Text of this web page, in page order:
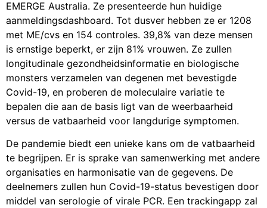
EMERGE Australia. Ze presenteerde hun huidige
aanmeldingsdashboard. Tot dusver hebben ze er 1208
met ME/cvs en 154 controles. 39,8% van deze mensen
is ernstige beperkt, er zijn 81% vrouwen. Ze zullen
longitudinale gezondheidsinformatie en biologische
monsters verzamelen van degenen met bevestigde
Covid-19, en proberen de moleculaire variatie te
bepalen die aan de basis ligt van de weerbaarheid
versus de vatbaarheid voor langdurige symptomen.
De pandemie biedt een unieke kans om de vatbaarheid
te begrijpen. Er is sprake van samenwerking met andere
organisaties en harmonisatie van de gegevens. De
deelnemers zullen hun Covid-19-status bevestigen door
middel van serologie of virale PCR. Een trackingapp zal